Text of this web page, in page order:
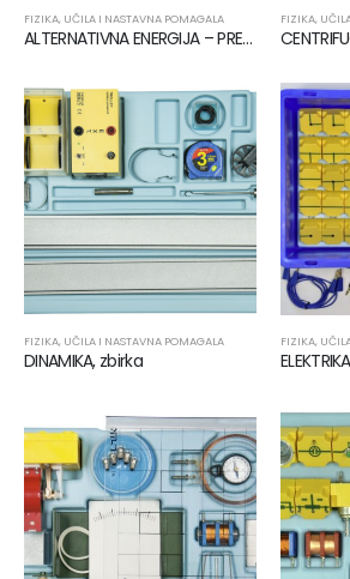
FIZIKA, UČILA I NASTAVNA POMAGALA
ALTERNATIVNA ENERGIJA – PRETVARANJE
FIZIKA,
FIZIKA, UČILA I NASTAVNA POMAGALA
DINAMIKA, zbirka
FIZIKA,